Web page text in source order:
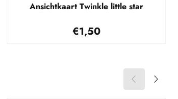
Ansichtkaart Twinkle little star
Prijs: 1,50
€1,50